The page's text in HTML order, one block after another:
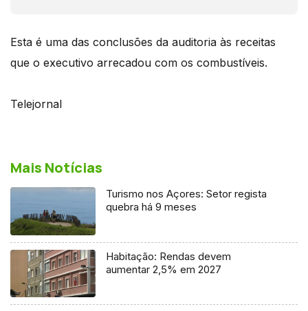
Esta é uma das conclusões da auditoria às receitas
que o executivo arrecadou com os combustíveis.
Telejornal
Mais Notícias
Turismo nos Açores: Setor regista
quebra há 9 meses
Habitação: Rendas devem
aumentar 2,5% em 2027